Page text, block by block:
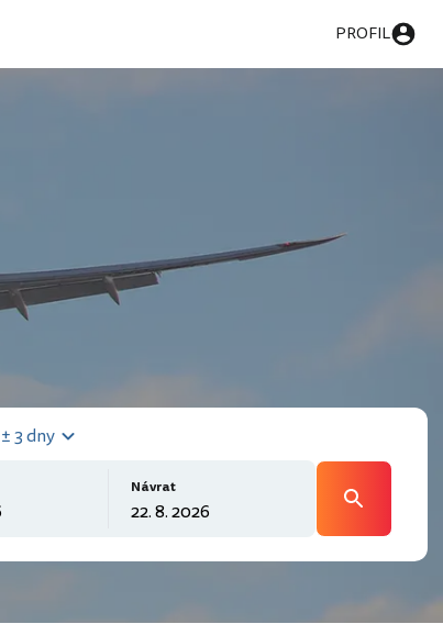
PROFIL
3 dny
Návrat